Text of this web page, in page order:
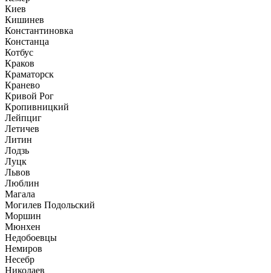
Киев
Кишинев
Константиновка
Констанца
Котбус
Краков
Краматорск
Кранево
Кривой Рог
Кропивницкий
Лейпциг
Летичев
Литин
Лодзь
Луцк
Львов
Люблин
Магала
Могилев Подольский
Моршин
Мюнхен
Недобоевцы
Немиров
Несебр
Николаев